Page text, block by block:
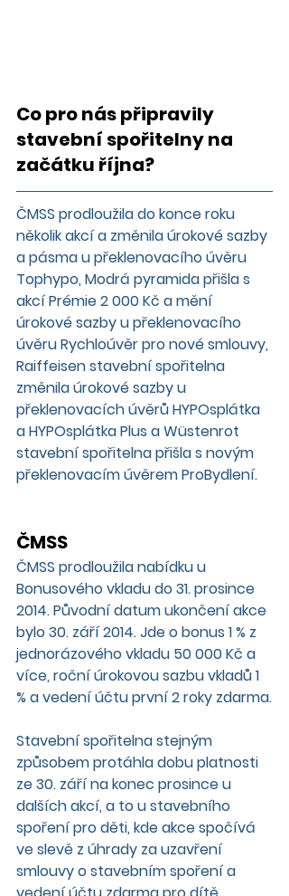
Co pro nás připravily
stavební spořitelny na
začátku října?
ČMSS prodloužila do konce roku
několik akcí a změnila úrokové sazby
a pásma u překlenovacího úvěru
Tophypo, Modrá pyramida přišla s
akcí Prémie 2 000 Kč a mění
úrokové sazby u překlenovacího
úvěru Rychloúvěr pro nové smlouvy,
Raiffeisen stavební spořitelna
změnila úrokové sazby u
překlenovacích úvěrů HYPOsplátka
a HYPOsplátka Plus a Wüstenrot
stavební spořitelna přišla s novým
překlenovacím úvěrem ProBydlení.
ČMSS
ČMSS prodloužila nabídku u
Bonusového vkladu do 31. prosince
2014. Původní datum ukončení akce
bylo 30. září 2014. Jde o bonus 1 % z
jednorázového vkladu 50 000 Kč a
více, roční úrokovou sazbu vkladů 1
% a vedení účtu první 2 roky zdarma.
Stavební spořitelna stejným
způsobem protáhla dobu platnosti
ze 30. září na konec prosince u
dalších akcí, a to u stavebního
spoření pro děti, kde akce spočívá
ve slevě z úhrady za uzavření
smlouvy o stavebním spoření a